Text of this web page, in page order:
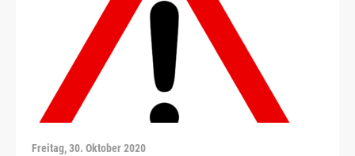
Freitag, 30. Oktober 2020